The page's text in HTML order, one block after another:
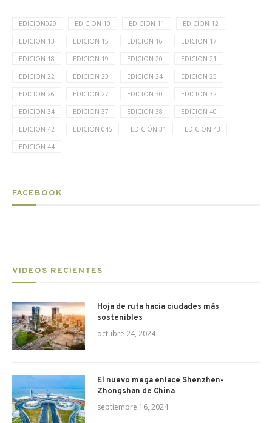
EDICION029 EDICION 10 EDICION 11 EDICION 12
EDICION 13 EDICION 15 EDICION 16 EDICION 17
EDICION 18 EDICION 19 EDICION 20 EDICION 21
EDICION 22 EDICION 23 EDICION 24 EDICION 25
EDICION 26 EDICION 27 EDICION 30 EDICION 32
EDICION 34 EDICION 37 EDICION 38 EDICION 40
EDICION 42 EDICIÓN 045 EDICIÓN 31 EDICIÓN 43
EDICIÓN 44
FACEBOOK
VIDEOS RECIENTES
Hoja de ruta hacia ciudades más
sostenibles
octubre 24, 2024
El nuevo mega enlace Shenzhen-
Zhongshan de China
septiembre 16, 2024